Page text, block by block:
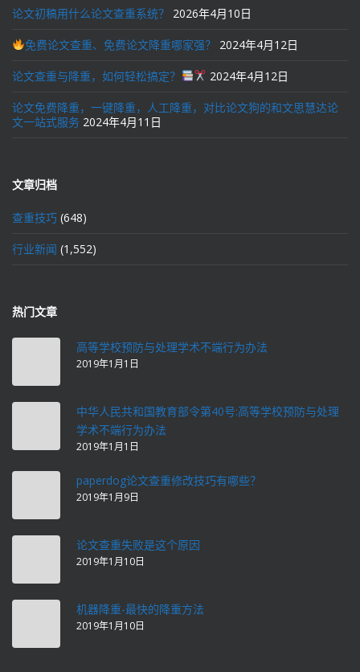
论文初稿用什么论文查重系统？ 2026年4月10日
免费论文查重、免费论文降重哪家强？ 2024年4月12日
论文查重与降重，如何轻松搞定？ 2024年4月12日
论文免费降重，一键降重，人工降重，对比论文狗的和文思慧达论
文一站式服务 2024年4月11日
文章归档
查重技巧 (648)
行业新闻 (1,552)
热门文章
高等学校预防与处理学术不端行为办法
2019年1月1日
中华人民共和国教育部令第40号:高等学校预防与处理
学术不端行为办法
2019年1月1日
paperdog论文查重修改技巧有哪些？
2019年1月9日
论文查重失败是这个原因
2019年1月10日
机器降重-最快的降重方法
2019年1月10日